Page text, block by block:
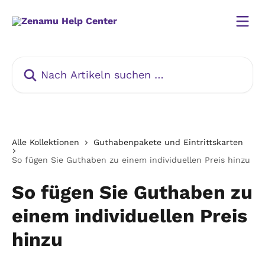
Alle Kollektionen
Guthabenpakete und Eintrittskarten
So fügen Sie Guthaben zu einem individuellen Preis hinzu
So fügen Sie Guthaben zu
einem individuellen Preis
hinzu